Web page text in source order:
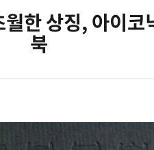
한 상징, 아이코
북